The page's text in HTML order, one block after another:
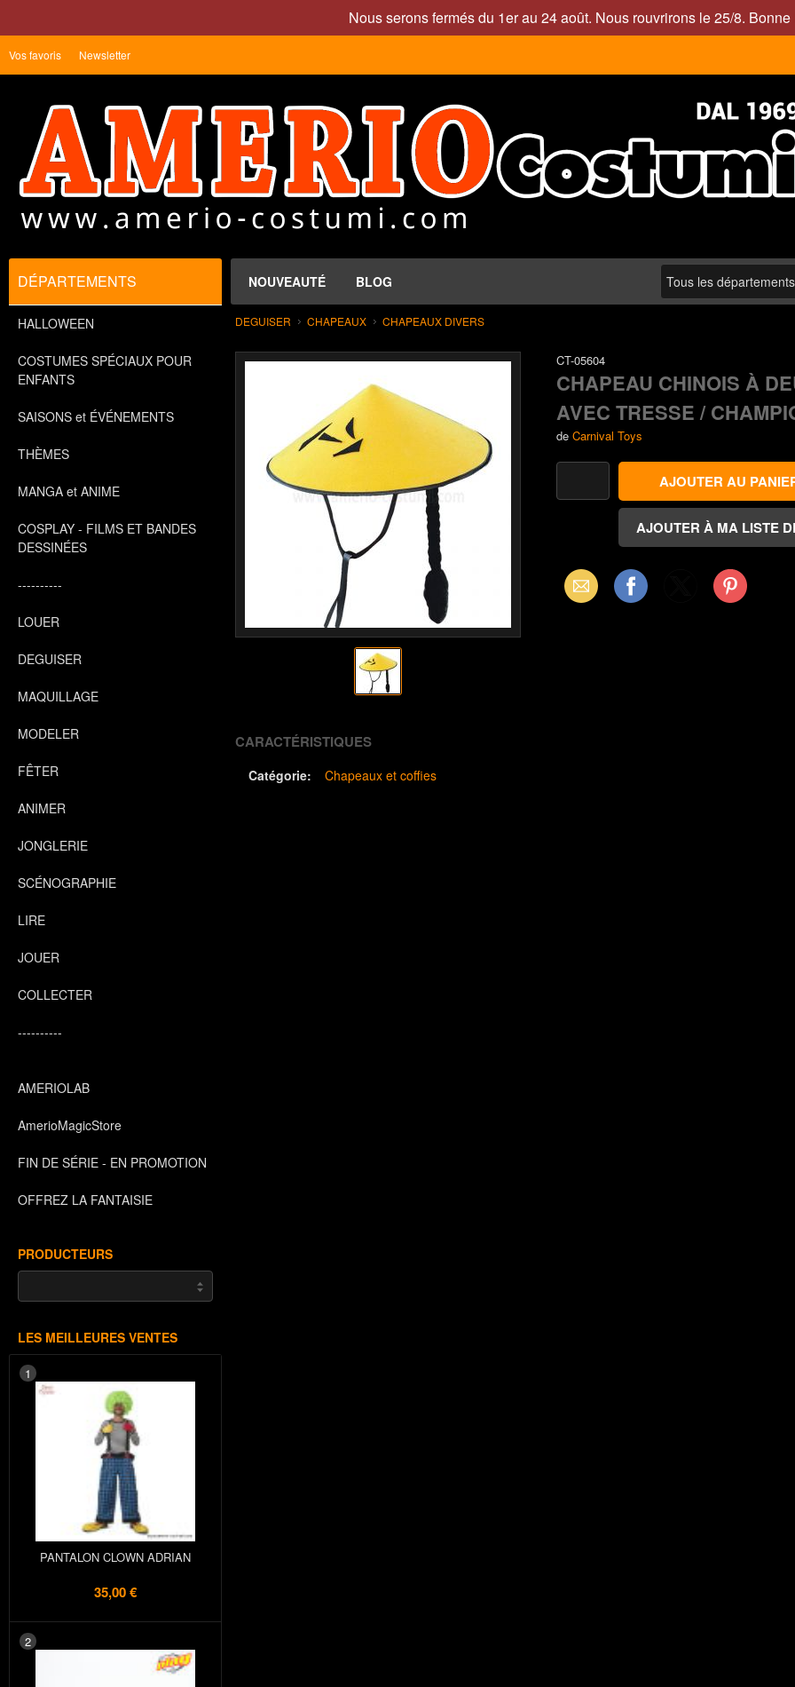
Nous serons fermés du 1er au 24 août. Nous rouvrirons le 25/8. Bonne
Vos favoris Newsletter
NOUVEAUTÉ BLOG
DÉPARTEMENTS
HALLOWEEN
COSTUMES SPÉCIAUX POUR
ENFANTS
SAISONS et ÉVÉNEMENTS
THÈMES
MANGA et ANIME
COSPLAY - FILMS ET BANDES
DESSINÉES
----------
LOUER
DEGUISER
MAQUILLAGE
MODELER
FÊTER
ANIMER
JONGLERIE
SCÉNOGRAPHIE
LIRE
JOUER
COLLECTER
----------
AMERIOLAB
AmerioMagicStore
FIN DE SÉRIE - EN PROMOTION
OFFREZ LA FANTAISIE
PRODUCTEURS
LES MEILLEURES VENTES
1
PANTALON CLOWN ADRIAN
35,00 €
2
DEGUISER CHAPEAUX CHAPEAUX DIVERS
CT-05604
CHAPEAU CHINOIS À
AVEC TRESSE /
de Carnival Toys
Email Facebook Pinterest
CARACTÉRISTIQUES
Catégorie: Chapeaux et coffies